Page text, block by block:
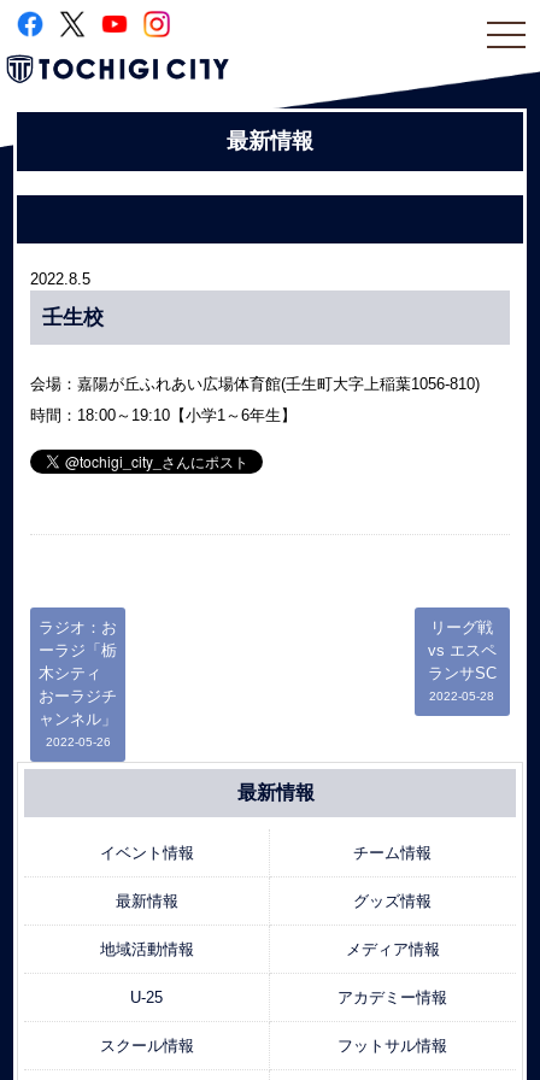
最新情報
2022.8.5
壬生校
会場：嘉陽が丘ふれあい広場体育館(壬生町大字上稲葉1056-810)
時間：18:00～19:10【小学1～6年生】
ラジオ：お
ーラジ「栃
木シティ
おーラジチ
ャンネル」
2022-05-26
リーグ戦
vs エスペ
ランサSC
2022-05-28
最新情報
イベント情報 チーム情報
最新情報 グッズ情報
地域活動情報 メディア情報
U-25 アカデミー情報
スクール情報 フットサル情報